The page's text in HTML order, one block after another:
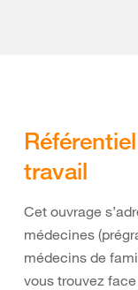
travail
Cet ouvrage
médecines
médecins de
vous trouvez